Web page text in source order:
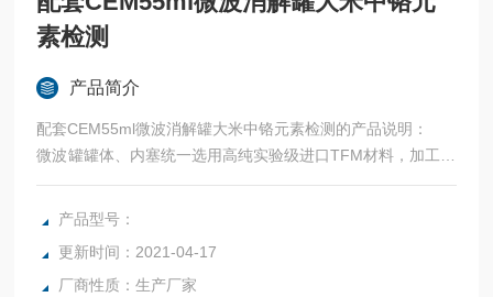
素检测
产品简介
配套CEM55ml微波消解罐大米中铬元素检测的产品说明：
微波罐罐体、内塞统一选用高纯实验级进口TFM材料，加工的
微波罐能与原厂仪器匹配，而且是盖、体通配，无任何尺寸误
差。
产品型号：
更新时间：2021-04-17
厂商性质：生产厂家